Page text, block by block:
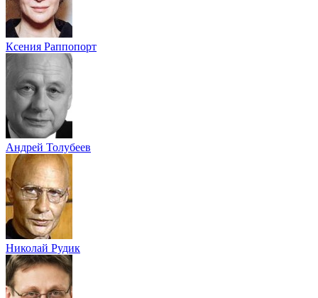
Ксения Раппопорт
Андрей Толубеев
Николай Рудик